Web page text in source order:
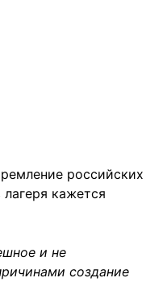
российских
лагеря кажется
и не
создание